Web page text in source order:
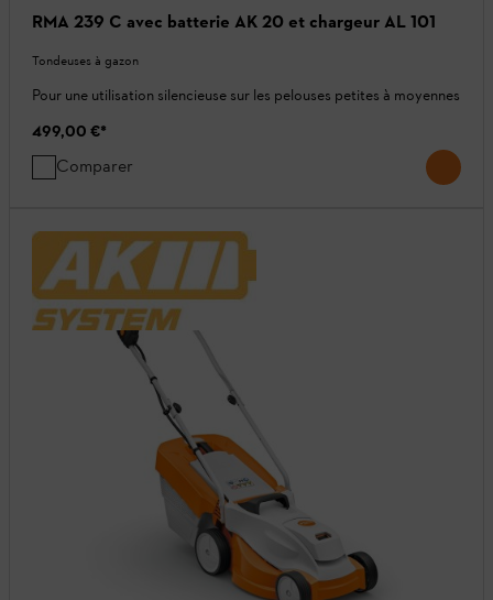
RMA 239 C avec batterie AK 20 et chargeur AL 101
Tondeuses à gazon
Pour une utilisation silencieuse sur les pelouses petites à moyennes
499,00 €*
Comparer